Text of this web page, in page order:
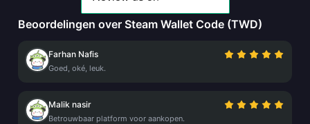
Beoordelingen over Steam Wallet Code (TWD)
Farhan Nafis
Goed, oké, leuk.
Malik nasir
Betrouwbaar platform voor aankopen.